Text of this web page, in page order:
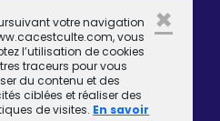
votre navigation
vous
l’utilisation de cookies
traceurs pour vous
du contenu et des
ciblées et réaliser des
de visites. En savoir
×